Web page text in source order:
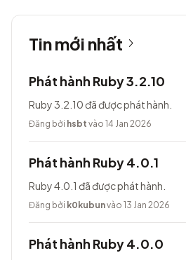
Tin mới nhất
Phát hành Ruby 3.2.10
Ruby 3.2.10 đã được phát hành.
Đăng bởi hsbt vào 14 Jan 2026
Phát hành Ruby 4.0.1
Ruby 4.0.1 đã được phát hành.
Đăng bởi k0kubunvào 13 Jan 2026
Phát hành Ruby 4.0.0